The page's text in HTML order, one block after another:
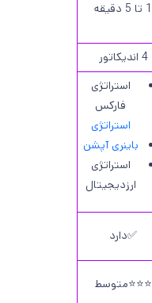
1 تا 5 دقیقه
4 اندیکاتور
استراتژی
فارکس
استراتژی
باینری آپشن
استراتژی
ارزدیجیتال
✅دارد
⭐⭐⭐متوسط